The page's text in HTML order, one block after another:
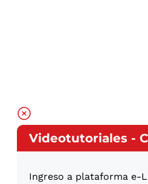
Videotutoriales -
Ingreso a plataforma e-